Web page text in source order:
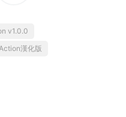
v1.0.0
漢化版